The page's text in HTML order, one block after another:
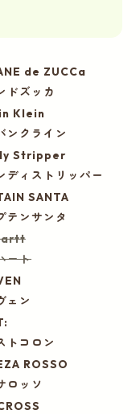
de ZUCCa
ドズッカ
Klein
ンクライン
Stripper
ディストリッパー
SANTA
テンサンタ
ート
ェン
トコロン
ROSSO
ロッソ